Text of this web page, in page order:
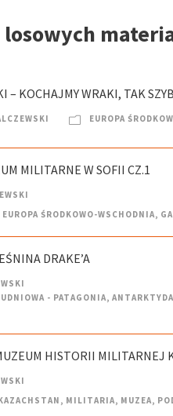
– KOCHAJMY WRAKI, TAK
EUROPA
MILITARNE W SOFII CZ.1
EUROPA ŚRODKOWO-WSCHODNIA,
DRAKE’A
- PATAGONIA, ANTARKTYDA
HISTORII MILITARNEJ
, MILITARIA, MUZEA,